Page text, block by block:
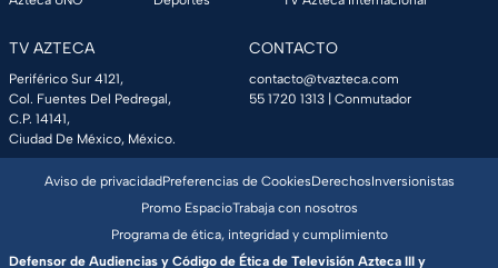
TV AZTECA
Periférico Sur 4121,
Col. Fuentes Del Pedregal,
C.P. 14141,
Ciudad De México, México.
CONTACTO
contacto@tvazteca.com
55 1720 1313 | Conmutador
Aviso de privacidadPreferencias de CookiesDerechosInversionistas
Promo EspacioTrabaja con nosotros
Programa de ética, integridad y cumplimiento
Defensor de Audiencias y Código de Ética de Televisión Azteca III y